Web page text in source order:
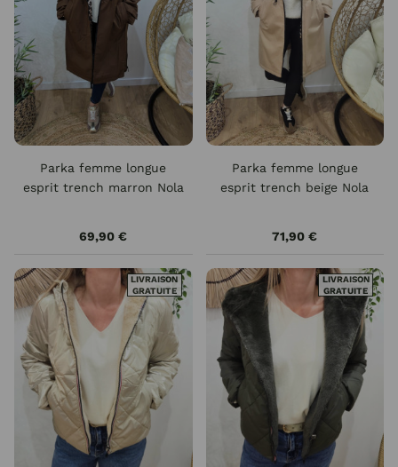
Parka femme longue
esprit trench marron Nola
69,90 €
Parka femme longue
esprit trench beige Nola
71,90 €
LIVRAISON
GRATUITE
LIVRAISON
GRATUITE